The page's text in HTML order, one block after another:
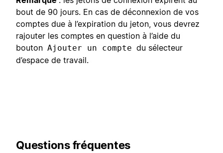
bout de 90 jours. En cas de déconnexion de vos
comptes due à l’expiration du jeton, vous devrez
rajouter les comptes en question à l’aide du
bouton Ajouter un compte du sélecteur
d’espace de travail.
Questions fréquentes